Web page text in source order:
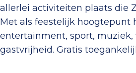
allerlei activiteiten plaats die
Met als feestelijk hoogtepunt
entertainment, sport,
gastvrijheid. Gratis